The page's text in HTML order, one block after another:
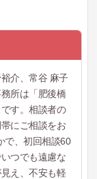
介、常谷 麻子
所は「肥後橋
す。相談者の
にご相談をお
で、初回相談60
つでも遠慮な
え、不安も軽